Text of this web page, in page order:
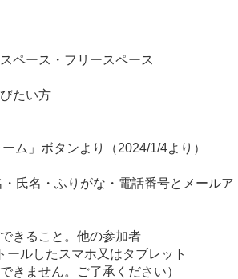
ペース・フリースペース
たい方
ム」ボタンより（2024/1/4より）
名・ふりがな・電話番号とメールア
きること。他の参加者
ルしたスマホ又はタブレット
せん。ご了承ください）